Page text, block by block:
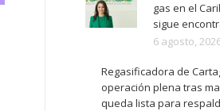
gas en el
sigue
6 agosto,
Regasificadora de
operación plena tras
queda lista para